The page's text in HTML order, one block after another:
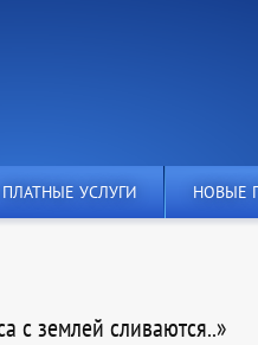
ПЛАТНЫЕ УСЛУГИ НОВЫЕ
с землей сливаются..»